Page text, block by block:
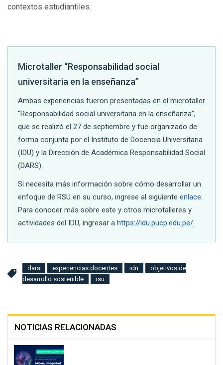
contextos estudiantiles.
Microtaller “Responsabilidad social
universitaria en la enseñanza”
Ambas experiencias fueron presentadas en el microtaller
“Responsabilidad social universitaria en la enseñanza”,
que se realizó el 27 de septiembre y fue organizado de
forma conjunta por el Instituto de Docencia Universitaria
(IDU) y la Dirección de Académica Responsabilidad Social
(DARS).
Si necesita más información sobre cómo desarrollar un
enfoque de RSU en su curso, ingrese al siguiente enlace.
Para conocer más sobre este y otros microtalleres y
actividades del IDU, ingresar a https://idu.pucp.edu.pe/.
dars experiencias docentes idu
objetivos de
desarrollo sostenible
rsu
NOTICIAS RELACIONADAS